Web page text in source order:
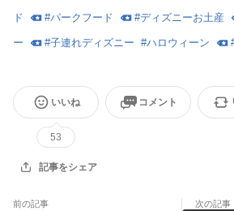
ド #パークフード #ディズニーお土産
ー #子連れディズニー #ハロウィーン
いいね
53
コメント
記事をシェア
前の記事 次の記事